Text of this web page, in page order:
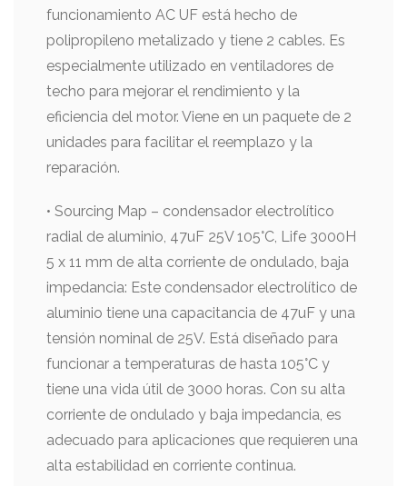
funcionamiento AC UF está hecho de
polipropileno metalizado y tiene 2 cables. Es
especialmente utilizado en ventiladores de
techo para mejorar el rendimiento y la
eficiencia del motor. Viene en un paquete de 2
unidades para facilitar el reemplazo y la
reparación.
• Sourcing Map – condensador electrolítico
radial de aluminio, 47uF 25V 105°C, Life 3000H
5 x 11 mm de alta corriente de ondulado, baja
impedancia: Este condensador electrolítico de
aluminio tiene una capacitancia de 47uF y una
tensión nominal de 25V. Está diseñado para
funcionar a temperaturas de hasta 105°C y
tiene una vida útil de 3000 horas. Con su alta
corriente de ondulado y baja impedancia, es
adecuado para aplicaciones que requieren una
alta estabilidad en corriente continua.